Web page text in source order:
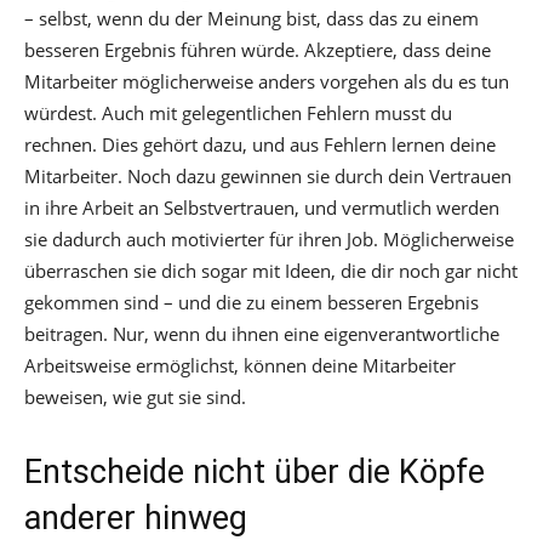
– selbst, wenn du der Meinung bist, dass das zu einem
besseren Ergebnis führen würde. Akzeptiere, dass deine
Mitarbeiter möglicherweise anders vorgehen als du es tun
würdest. Auch mit gelegentlichen Fehlern musst du
rechnen. Dies gehört dazu, und aus Fehlern lernen deine
Mitarbeiter. Noch dazu gewinnen sie durch dein Vertrauen
in ihre Arbeit an Selbstvertrauen, und vermutlich werden
sie dadurch auch motivierter für ihren Job. Möglicherweise
überraschen sie dich sogar mit Ideen, die dir noch gar nicht
gekommen sind – und die zu einem besseren Ergebnis
beitragen. Nur, wenn du ihnen eine eigenverantwortliche
Arbeitsweise ermöglichst, können deine Mitarbeiter
beweisen, wie gut sie sind.
Entscheide nicht über die Köpfe
anderer hinweg